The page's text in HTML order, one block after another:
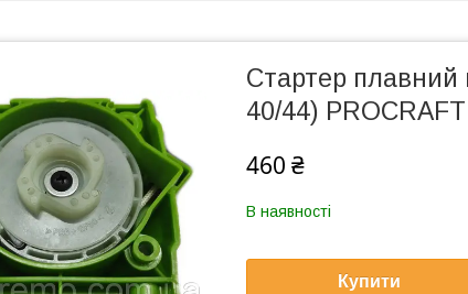
Стартер плавний
40/44)
460 ₴
В наявності
Купити